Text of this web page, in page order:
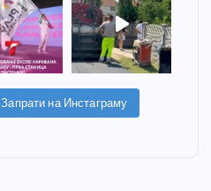
Запрати на Инстаграму